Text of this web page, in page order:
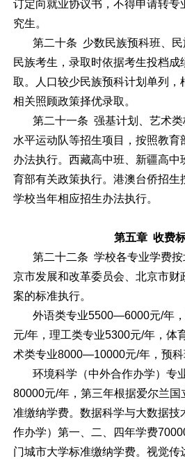
订定向就业协议书，不得申请转专
究生。
第二十条 少数民族预科班、民
民族考生，录取时依据考生投档成
取。人口较少民族预科计划单列，
相关照顾政策择优录取。
第二十一条 强基计划、艺术类
水平运动队等招生项目，按照教育
办法执行。西藏高中班、新疆高中
育部有关政策执行。港澳台侨招生
学校当年相应招生办法执行。
第五章 收费
第二十二条 学校各专业学费按
京市发展和改革委员会、北京市财
案的标准执行。
外语类专业5500—6000元/年，
元/年，理工类专业5300元/年，体
术类专业8000—10000元/年，预科
环境科学（中外合作办学）专
80000元/年，第三年根据爱尔兰
准缴纳学费。数据科学与大数据技
作办学）第一、二、四年学费
门城市大学标准缴纳学费。视觉传